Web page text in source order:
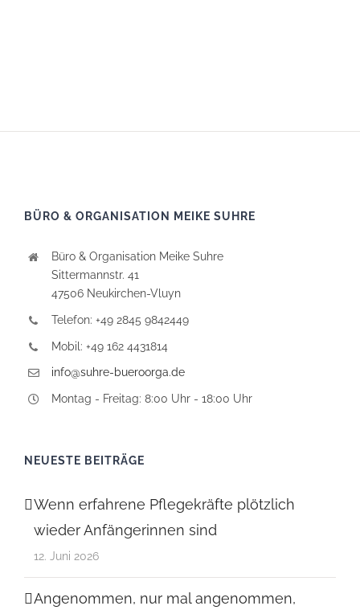
BÜRO & ORGANISATION MEIKE SUHRE
Büro & Organisation Meike Suhre
Sittermannstr. 41
47506 Neukirchen-Vluyn
Telefon: +49 2845 9842449
Mobil: +49 162 4431814
info@suhre-bueroorga.de
Montag - Freitag: 8:00 Uhr - 18:00 Uhr
NEUESTE BEITRÄGE
Wenn erfahrene Pflegekräfte plötzlich
wieder Anfängerinnen sind
12. Juni 2026
Angenommen, nur mal angenommen,